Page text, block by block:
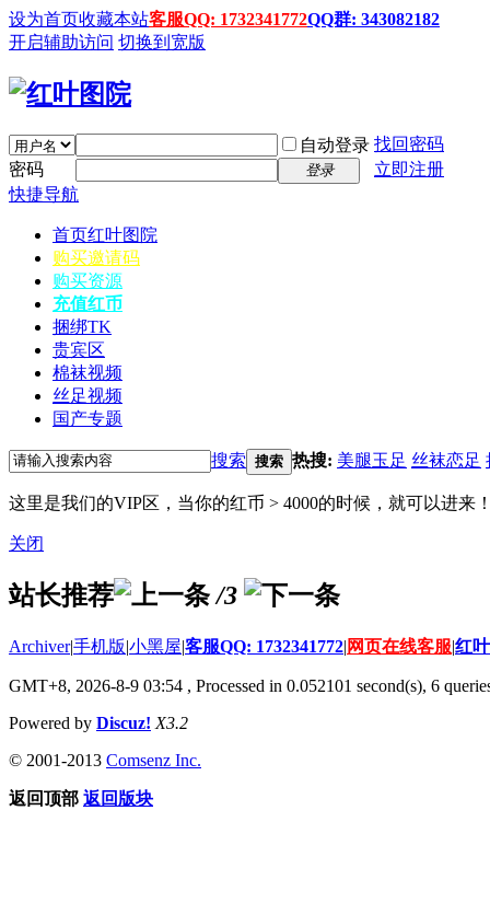
设为首页收藏本站客服QQ: 1732341772QQ群: 343082182
开启辅助访问 切换到宽版
自动登录 找回密码
密码
登录
立即注册
快捷导航
首页红叶图院
购买邀请码
购买资源
充值红币
捆绑TK
贵宾区
棉袜视频
丝足视频
国产专题
搜索 搜索 热搜: 美腿玉足 丝袜恋足
这里是我们的VIP区，当你的红币 > 4000的时候，就可以进来
关闭
站长推荐 /3
Archiver|手机版|小黑屋|客服QQ: 1732341772| 网页在线客服|红
GMT+8, 2026-8-9 03:54 , Processed in 0.052101 second(s), 6
Powered by Discuz! X3.2
© 2001-2013 Comsenz Inc.
返回顶部 返回版块